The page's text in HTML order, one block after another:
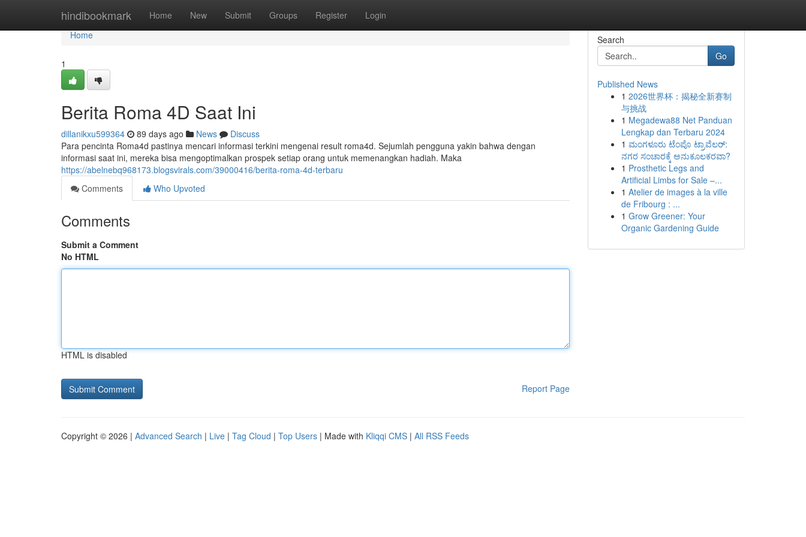
hindibookmark Home New Submit Groups Register Login
Home
Home
1
Berita Roma 4D Saat Ini
dillanikxu599364 89 days ago News
Discuss
Para pencinta Roma4d pastinya mencari informasi terkini mengenai result roma4d. Sejumlah pengguna yakin bahwa dengan
informasi saat ini, mereka bisa mengoptimalkan prospek setiap orang untuk memenangkan hadiah. Maka
https://abelnebq968173.blogsvirals.com/39000416/berita-roma-4d-terbaru
Comments
Who Upvoted
Comments
Submit a Comment
No HTML
HTML is disabled
Report Page
Search
Go
Published News
1 2026世界杯：揭秘全新赛制
与挑战
1 Megadewa88 Net Panduan
Lengkap dan Terbaru 2024
1 ಮಂಗಳೂರು ಟೆಂಪೊ ಟ್ರಾವೆಲರ್:
ನಗರ ಸಂಚಾರಕ್ಕೆ ಅನುಕೂಲಕರವಾ?
1 Prosthetic Legs and
Artificial Limbs for Sale –...
1 Atelier de images à la ville
de Fribourg : ...
1 Grow Greener: Your
Organic Gardening Guide
Copyright © 2026 | Advanced Search | Live | Tag Cloud | Top Users | Made with Kliqqi CMS | All RSS Feeds